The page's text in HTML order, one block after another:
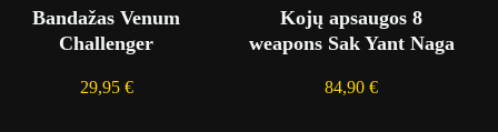
Bandažas Venum
Challenger
29,95 €
Kojų apsaugos 8
weapons Sak Yant Naga
84,90€